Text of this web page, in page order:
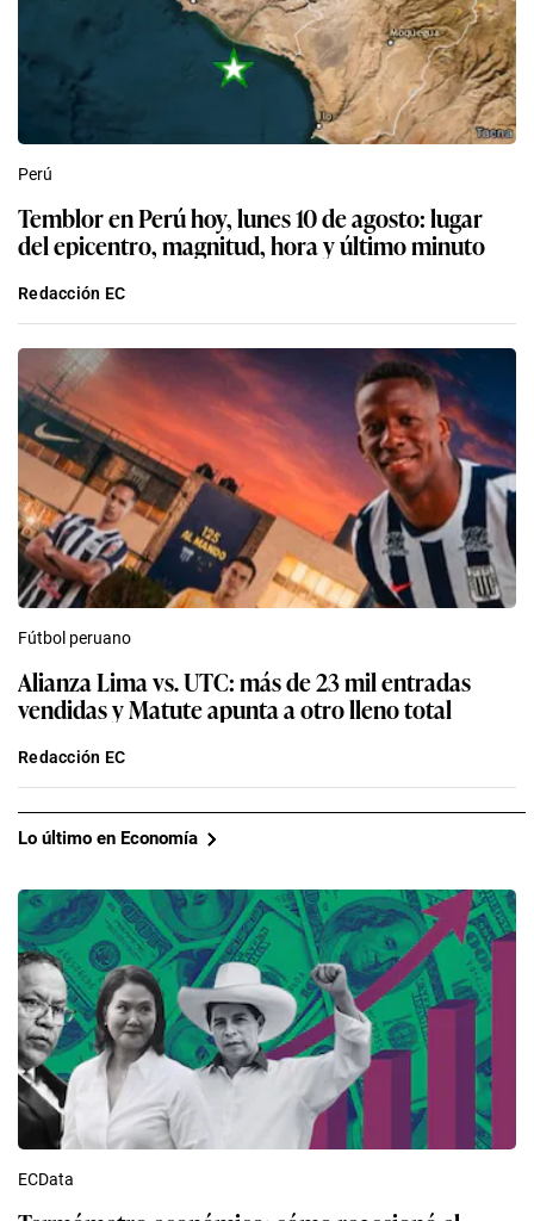
Perú
Temblor en Perú hoy, lunes 10 de agosto: lugar
del epicentro, magnitud, hora y último minuto
Redacción EC
Fútbol peruano
Alianza Lima vs. UTC: más de 23 mil entradas
vendidas y Matute apunta a otro lleno total
Redacción EC
Lo último en Economía
ECData